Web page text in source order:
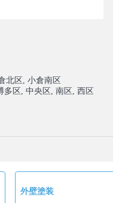
北区, 小倉南区
多区 , 中央区 , 南区 , 西区
外壁塗装